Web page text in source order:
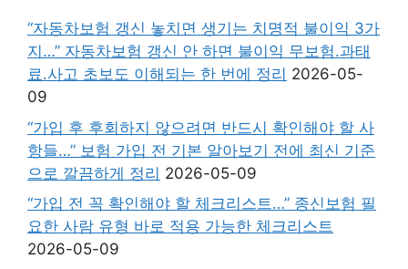
“자동차보험 갱신 놓치면 생기는 치명적 불이익 3가
지…” 자동차보험 갱신 안 하면 불이익 무보험.과태
료.사고 초보도 이해되는 한 번에 정리 2026-05-
09
“가입 후 후회하지 않으려면 반드시 확인해야 할 사
항들…” 보험 가입 전 기본 알아보기 전에 최신 기준
으로 깔끔하게 정리 2026-05-09
“가입 전 꼭 확인해야 할 체크리스트…” 종신보험 필
요한 사람 유형 바로 적용 가능한 체크리스트
2026-05-09